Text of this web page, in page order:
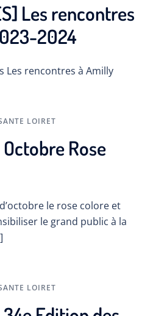
Les rencontres
2024
Les rencontres à Amilly
LOIRET
Rose
le rose colore et
le grand public à la
LOIRET